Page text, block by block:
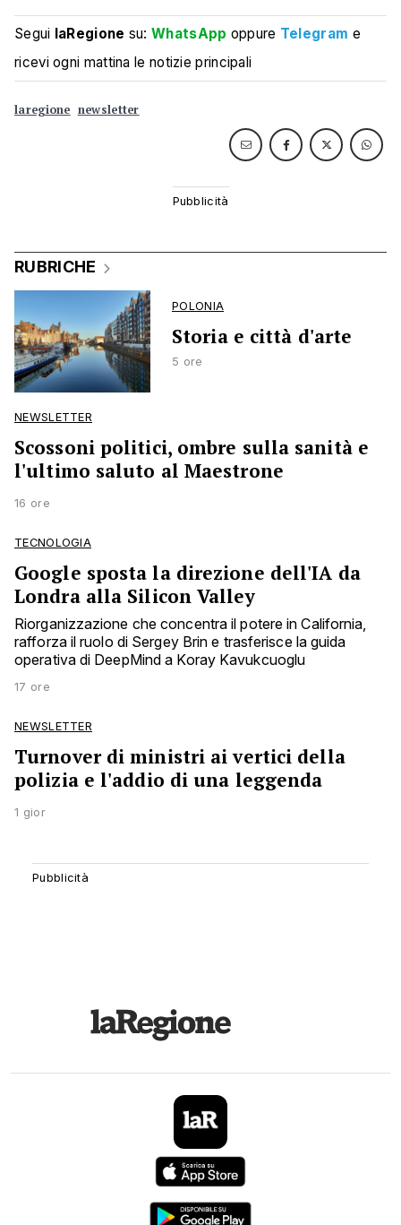
Segui laRegione su:WhatsApp oppure Telegram e
ricevi ogni mattina le notizie principali
laregione newsletter
RUBRICHE
POLONIA
Storia e città d'arte
5 ore
NEWSLETTER
Scossoni politici, ombre sulla sanità e
l'ultimo saluto al Maestrone
16 ore
TECNOLOGIA
Google sposta la direzione dell'IA da
Londra alla Silicon Valley
Riorganizzazione che concentra il potere in California,
rafforza il ruolo di Sergey Brin e trasferisce la guida
operativa di DeepMind a Koray Kavukcuoglu
17 ore
NEWSLETTER
Turnover di ministri ai vertici della
polizia e l'addio di una leggenda
1 gior